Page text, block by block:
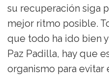
su recuperación siga
mejor ritmo posible.
que todo ha ido bien
Paz Padilla, hay que
organismo para evitar